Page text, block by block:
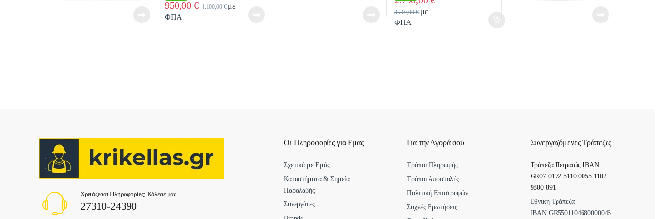
950,00€ 1.100,00€με
ΦΠΑ
3.200,00€με
ΦΠΑ
Χρειάζεσαι Πληροφορίες; Κάλεσε μας
27310-24390
Οι Πληροφορίες για Εμας
Σχετικά με Εμάς
Καταστήματα & Σημεία
Παραλαβής
Συνεργάτες
Για την Αγορά σου
Τρόποι Πληρωμής
Τρόποι Αποστολής
Πολιτική Επιστροφών
Συχνές Ερωτήσεις
Συνεργαζόμενες Τράπεζες
Τράπεζα Πειραιώς IBAN:
GR07 0172 5110 0055 1102
9800 891
Εθνική Τράπεζα
ΙΒΑΝ:GR5501104680000046